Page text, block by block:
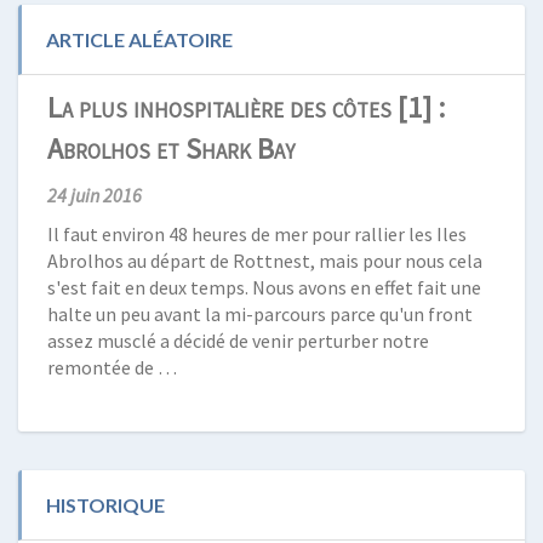
ARTICLE ALÉATOIRE
La plus inhospitalière des côtes [1] :
Abrolhos et Shark Bay
24 juin 2016
Il faut environ 48 heures de mer pour rallier les Iles
Abrolhos au départ de Rottnest, mais pour nous cela
s'est fait en deux temps. Nous avons en effet fait une
halte un peu avant la mi-parcours parce qu'un front
assez musclé a décidé de venir perturber notre
remontée de …
HISTORIQUE